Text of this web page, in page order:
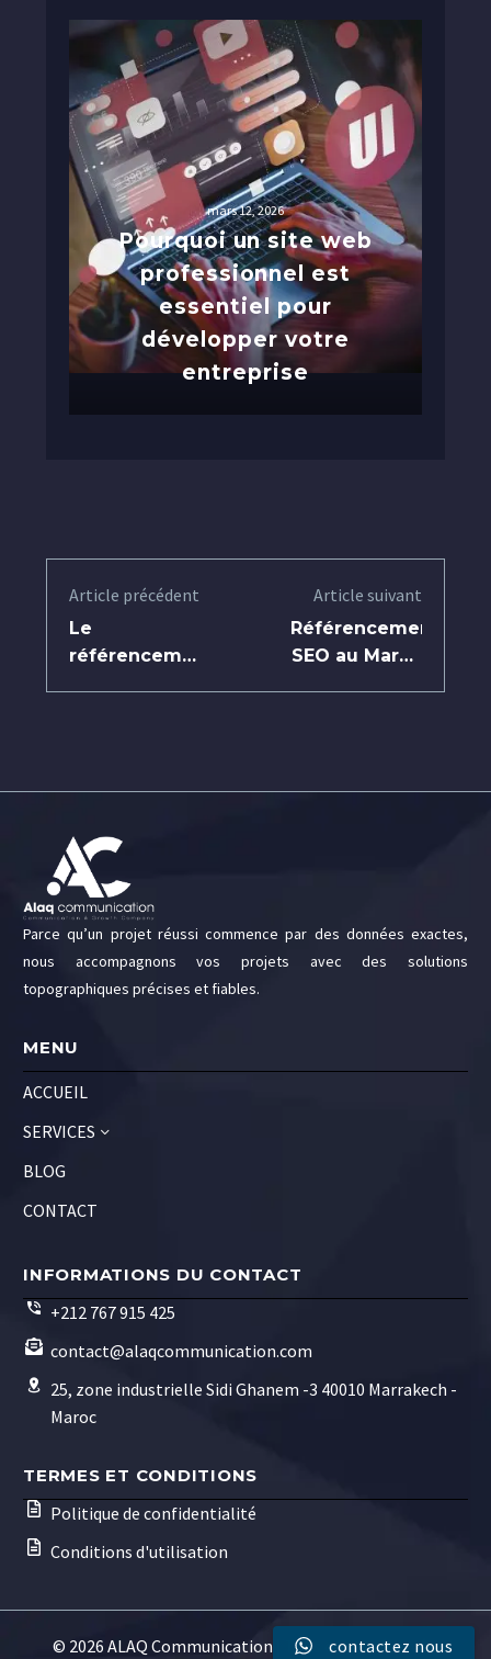
mars 12, 2026
Pourquoi un site web
professionnel est
essentiel pour
développer votre
entreprise
Article précédent
Le
référencement
améliorer la
votre
entreprise
Article suivant
Référencement
SEO au Maroc
Parce qu’un projet réussi commence par des données exactes,
nous accompagnons vos projets avec des solutions
topographiques précises et fiables.
MENU
ACCUEIL
SERVICES
BLOG
CONTACT
INFORMATIONS DU CONTACT
+212 767 915 425
contact@alaqcommunication.com
25, zone industrielle Sidi Ghanem -3 40010 Marrakech -
Maroc
TERMES ET CONDITIONS
Politique de confidentialité
Conditions d'utilisation
© 2026 ALAQ Communication | Tous droits réservés.
contactez nous